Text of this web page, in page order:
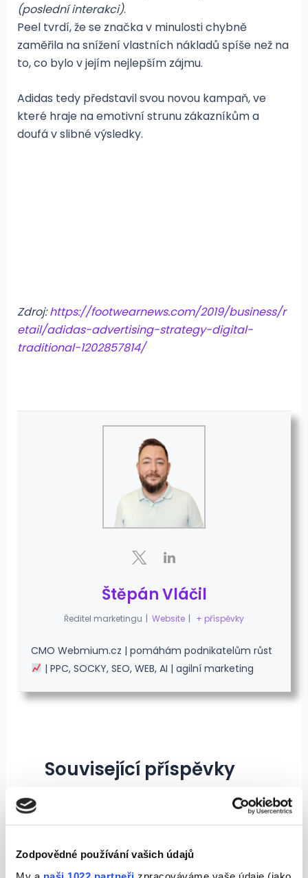
Zodpovědné používání vašich údajů
(poslední interakci).
Peel tvrdí, že se značka v minulosti chybně
zaměřila na snížení vlastních nákladů spíše než na
to, co bylo v jejím nejlepším zájmu.
Adidas tedy představil svou novou kampaň, ve
které hraje na emotivní strunu zákazníkům a
doufá v slibné výsledky.
Zdroj:https://footwearnews.com/2019/business/r
etail/adidas-advertising-strategy-digital-
traditional-1202857814/
Štěpán Vláčil
Ředitel marketingu | Website | + příspěvky
CMO Webmium.cz | pomáhám podnikatelům růst
| PPC, SOCKY, SEO, WEB, AI | agilní marketing
Související příspěvky
Přístupnost webu: Velká změna
pro byznys, která už je tady
Tipy jak na web,tipy-rady-a-novinky